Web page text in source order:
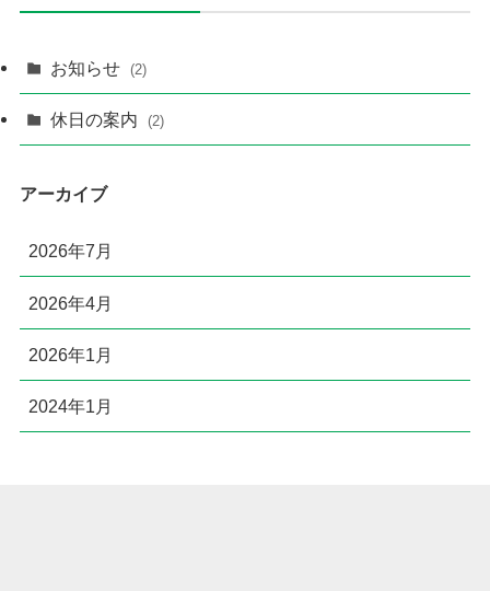
お知らせ (2)
休日の案内 (2)
アーカイブ
2026年7月
2026年4月
2026年1月
2024年1月